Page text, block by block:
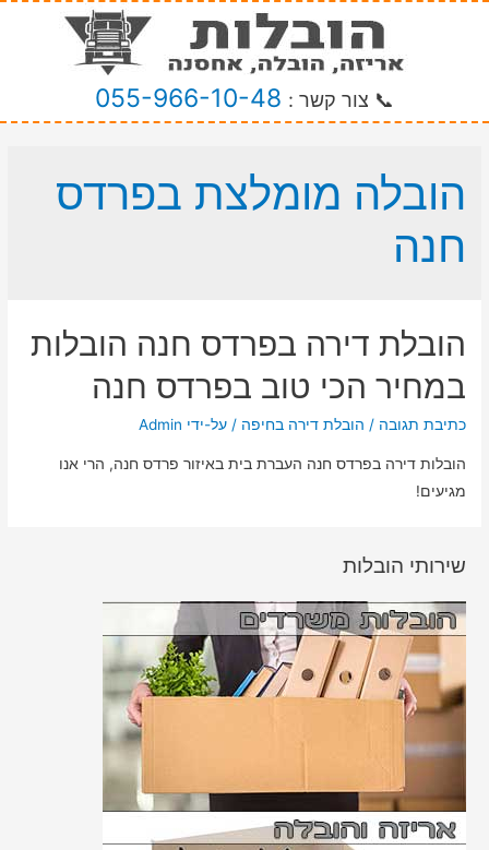
📞 צור קשר : 055-966-10-48
הובלה מומלצת בפרדס
חנה
הובלת דירה בפרדס חנה הובלות
במחיר הכי טוב בפרדס חנה
כתיבת תגובה / הובלת דירה בחיפה / על-ידי Admin
הובלות דירה בפרדס חנה העברת בית באיזור פרדס חנה, הרי אנו
מגיעים!
שירותי הובלות